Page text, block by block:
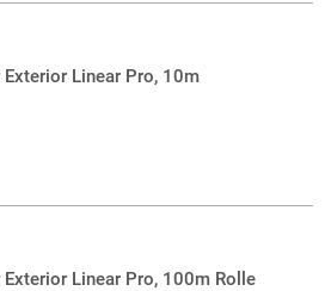
Linear Pro, 10m
Linear Pro, 100m Rolle